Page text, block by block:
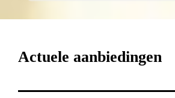
Actuele aanbiedingen